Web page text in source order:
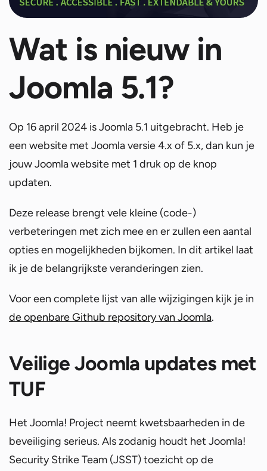
Wat is nieuw in
Joomla 5.1?
Op 16 april 2024 is Joomla 5.1 uitgebracht. Heb je
een website met Joomla versie 4.x of 5.x, dan kun je
jouw Joomla website met 1 druk op de knop
updaten.
Deze release brengt vele kleine (code-)
verbeteringen met zich mee en er zullen een aantal
opties en mogelijkheden bijkomen. In dit artikel laat
ik je de belangrijkste veranderingen zien.
Voor een complete lijst van alle wijzigingen kijk je in
de openbare Github repository van Joomla.
Veilige Joomla updates met
TUF
Het Joomla! Project neemt kwetsbaarheden in de
beveiliging serieus. Als zodanig houdt het Joomla!
Security Strike Team (JSST) toezicht op de